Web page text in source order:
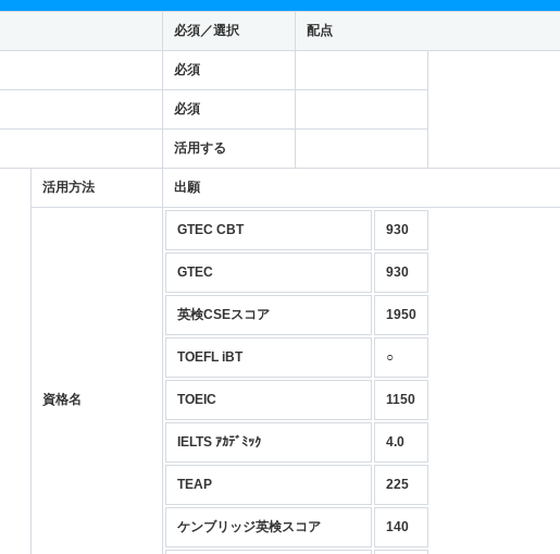
必須／選択 配点
必須
必須
活用する
活用方法 出願
資格名
GTEC CBT 930
GTEC 930
英検CSEスコア 1950
TOEFL iBT ○
TOEIC 1150
IELTS ｱｶﾃﾞﾐｯｸ 4.0
TEAP 225
ケンブリッジ英検スコア 140